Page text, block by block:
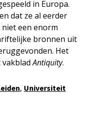
in Europa.
dat ze al eerder
een enorm
bronnen uit
Het
vakbladAntiquity.
, Universiteit